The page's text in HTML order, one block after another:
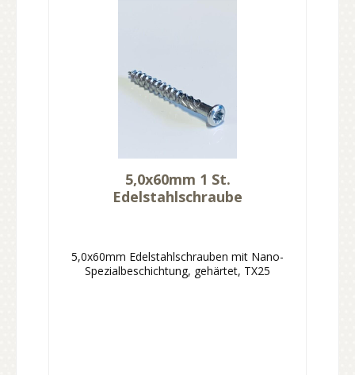
5,0x60mm 1 St.
Edelstahlschraube
5,0x60mm Edelstahlschrauben mit Nano-
Spezialbeschichtung, gehärtet, TX25